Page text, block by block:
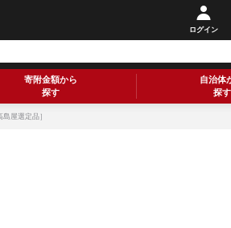
ログイン
寄附金額から
探す
自治体
探す
屋選定品］